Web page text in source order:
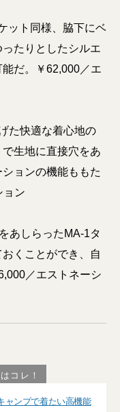
ット同様、脇下にベ
たりとしたシルエ
だ。￥62,000／エ
た快適な着心地の
生地に直接穴をあ
ョンの機能ももた
ョン
あしらったMA-1タ
くことができ、自
／エストネーシ
コレ！
ャンプで着たい高機能